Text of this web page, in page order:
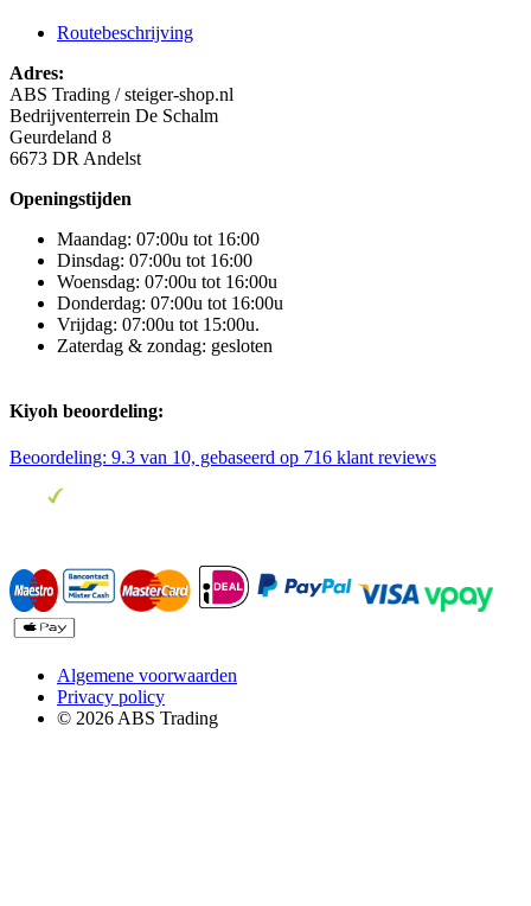
Routebeschrijving
Adres:
ABS Trading / steiger-shop.nl
Bedrijventerrein De Schalm
Geurdeland 8
6673 DR Andelst
Openingstijden
Maandag: 07:00u tot 16:00
Dinsdag: 07:00u tot 16:00
Woensdag: 07:00u tot 16:00u
Donderdag: 07:00u tot 16:00u
Vrijdag: 07:00u tot 15:00u.
Zaterdag & zondag: gesloten
Kiyoh beoordeling:
Beoordeling: 9.3 van 10, gebaseerd op 716 klant reviews
Algemene voorwaarden
Privacy policy
© 2026 ABS Trading